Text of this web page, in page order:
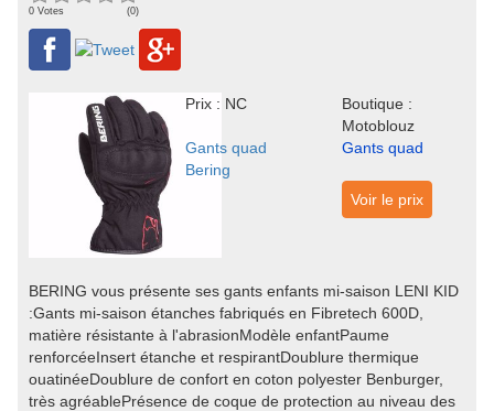
0 Votes (0)
Prix : NC
Boutique :
Motoblouz
Gants quad
Bering
Gants quad
Voir le prix
BERING vous présente ses gants enfants mi-saison LENI KID
:Gants mi-saison étanches fabriqués en Fibretech 600D,
matière résistante à l'abrasionModèle enfantPaume
renforcéeInsert étanche et respirantDoublure thermique
ouatinéeDoublure de confort en coton polyester Benburger,
très agréablePrésence de coque de protection au niveau des